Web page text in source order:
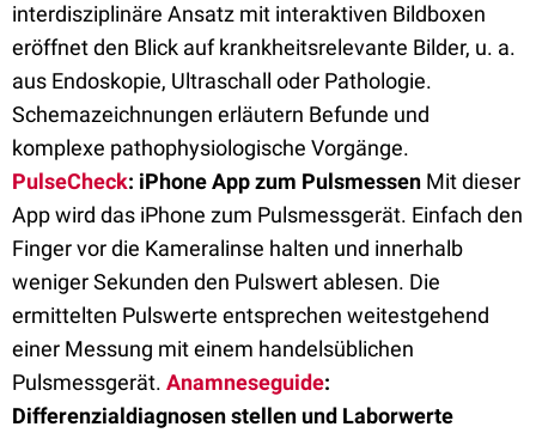
interdisziplinäre Ansatz mit interaktiven Bildboxen
eröffnet den Blick auf krankheitsrelevante Bilder, u. a.
aus Endoskopie, Ultraschall oder Pathologie.
Schemazeichnungen erläutern Befunde und
komplexe pathophysiologische Vorgänge.
PulseCheck: iPhone App zum Pulsmessen Mit dieser
App wird das iPhone zum Pulsmessgerät. Einfach den
Finger vor die Kameralinse halten und innerhalb
weniger Sekunden den Pulswert ablesen. Die
ermittelten Pulswerte entsprechen weitestgehend
einer Messung mit einem handelsüblichen
Pulsmessgerät. Anamneseguide:
Differenzialdiagnosen stellen und Laborwerte